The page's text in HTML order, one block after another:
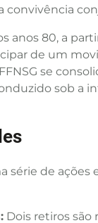
convivência
anos 80, a
de um
se
sob a
série de
Dois retiros são